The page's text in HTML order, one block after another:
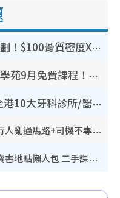
港大推賽馬會強化骨骼計劃！$100骨質密度X光檢查 完成免費運動訓練送超市禮券！附參加資格
長者優惠｜都會大學長者學苑9月免費課程！多媒體/微電影創作/網絡安全 附報名方法教學
洗牙平靚正推介2026︱全港10大牙科診所/醫院懶人包 夜診至8點/鎮靜潔牙/醫療券適用
警方即日起全港大執法！捉行人亂過馬路+司機不專注駕駛！亂過馬路罰$2000
捐書2026︱全港13大捐書/賣書地點懶人包 二手課本最高$150＋舊書換免費咖啡/戲票